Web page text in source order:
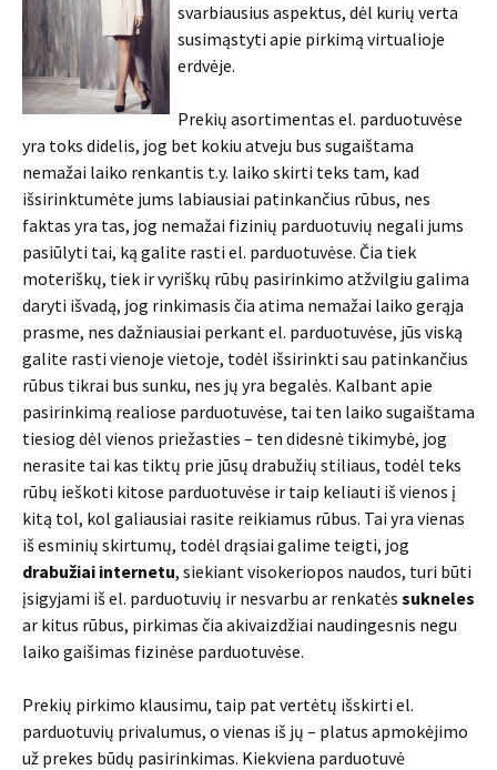
svarbiausius aspektus, dėl kurių verta
susimąstyti apie pirkimą virtualioje
erdvėje.
Prekių asortimentas el. parduotuvėse
yra toks didelis, jog bet kokiu atveju bus sugaištama
nemažai laiko renkantis t.y. laiko skirti teks tam, kad
išsirinktumėte jums labiausiai patinkančius rūbus, nes
faktas yra tas, jog nemažai fizinių parduotuvių negali jums
pasiūlyti tai, ką galite rasti el. parduotuvėse. Čia tiek
moteriškų, tiek ir vyriškų rūbų pasirinkimo atžvilgiu galima
daryti išvadą, jog rinkimasis čia atima nemažai laiko gerąja
prasme, nes dažniausiai perkant el. parduotuvėse, jūs viską
galite rasti vienoje vietoje, todėl išsirinkti sau patinkančius
rūbus tikrai bus sunku, nes jų yra begalės. Kalbant apie
pasirinkimą realiose parduotuvėse, tai ten laiko sugaištama
tiesiog dėl vienos priežasties – ten didesnė tikimybė, jog
nerasite tai kas tiktų prie jūsų drabužių stiliaus, todėl teks
rūbų ieškoti kitose parduotuvėse ir taip keliauti iš vienos į
kitą tol, kol galiausiai rasite reikiamus rūbus. Tai yra vienas
iš esminių skirtumų, todėl drąsiai galime teigti, jog
drabužiai internetu, siekiant visokeriopos naudos, turi būti
įsigyjami iš el. parduotuvių ir nesvarbu ar renkatės sukneles
ar kitus rūbus, pirkimas čia akivaizdžiai naudingesnis negu
laiko gaišimas fizinėse parduotuvėse.
Prekių pirkimo klausimu, taip pat vertėtų išskirti el.
parduotuvių privalumus, o vienas iš jų – platus apmokėjimo
už prekes būdų pasirinkimas. Kiekviena parduotuvė